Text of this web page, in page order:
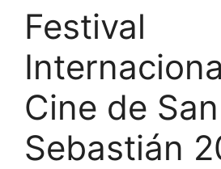
Festival
Cine de San
Sebastián